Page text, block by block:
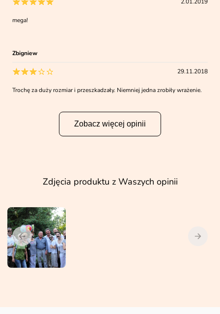
mega!
Zbigniew
29.11.2018
Trochę za duży rozmiar i przeszkadzały. Niemniej jedna zrobiły wrażenie.
Zobacz więcej opinii
Zdjęcia produktu z Waszych opinii